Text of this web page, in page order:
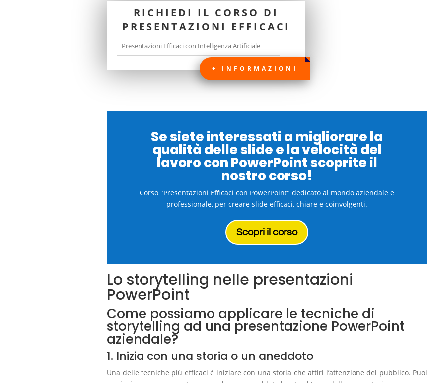
RICHIEDI IL CORSO DI
PRESENTAZIONI EFFICACI
+ INFORMAZIONI
Se siete interessati a migliorare la
qualità delle slide e la velocità del
lavoro con PowerPoint scoprite il
nostro corso!
Corso "Presentazioni Efficaci con PowerPoint" dedicato al mondo aziendale e
professionale, per creare slide efficaci, chiare e coinvolgenti.
Scopri il corso
Lo storytelling nelle presentazioni
PowerPoint
Come possiamo applicare le tecniche di
storytelling ad una presentazione PowerPoint
aziendale?
1. Inizia con una storia o un aneddoto
Una delle tecniche più efficaci è iniziare con una storia che attiri l’attenzione del pubblico. Puoi